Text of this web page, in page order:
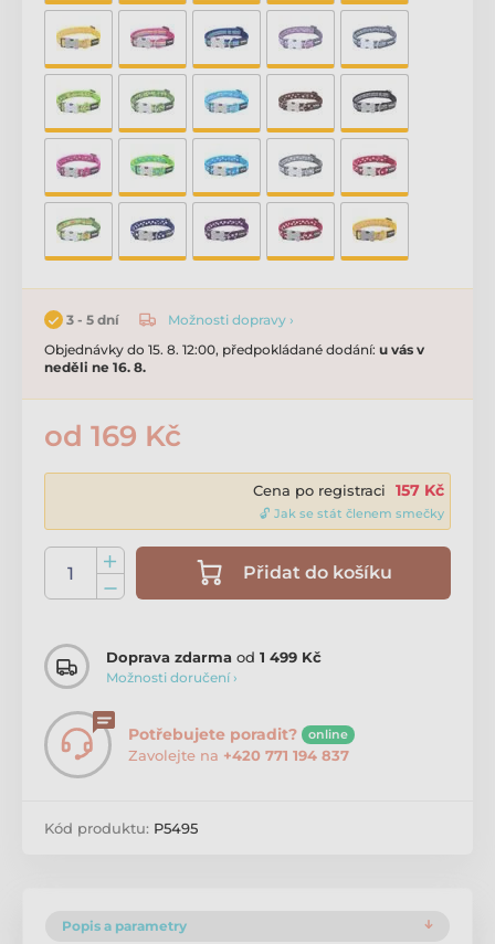
3 - 5 dní
Možnosti dopravy ›
Objednávky do 15. 8. 12:00, předpokládané dodání: u vás v
neděli ne 16. 8.
od 169 Kč
Cena po registraci 157 Kč
🔓 Jak se stát členem smečky
Přidat do košíku
Doprava zdarma od 1 499 Kč
Možnosti doručení ›
Potřebujete poradit? online
Zavolejte na +420 771 194 837
Kód produktu: P5495
Popis a parametry